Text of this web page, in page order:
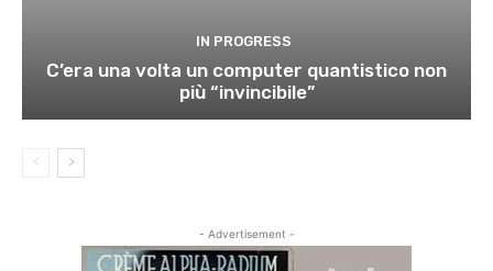
IN PROGRESS
C’era una volta un computer quantistico non
più “invincibile”
- Advertisement -